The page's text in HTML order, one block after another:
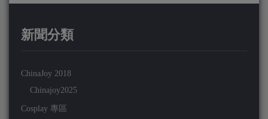
新聞分類
ChinaJoy 2018
Chinajoy2025
Cosplay 專區